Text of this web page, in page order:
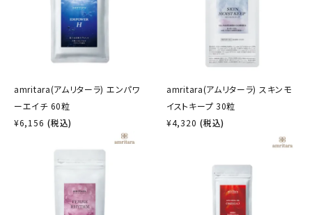
amritara(アムリターラ) エンパワ
ーエイチ 60粒
¥6,156 (税込)
amritara(アムリターラ) スキンモ
イストキープ 30粒
¥4,320 (税込)